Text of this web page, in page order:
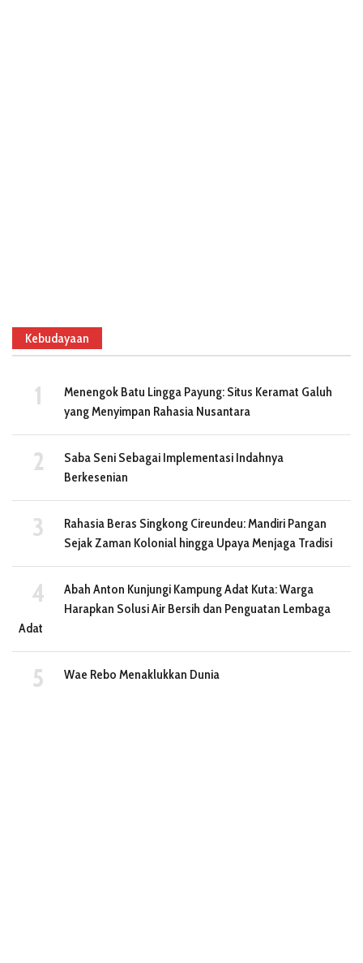
Kebudayaan
Menengok Batu Lingga Payung: Situs Keramat Galuh
yang Menyimpan Rahasia Nusantara
Saba Seni Sebagai Implementasi Indahnya
Berkesenian
Rahasia Beras Singkong Cireundeu: Mandiri Pangan
Sejak Zaman Kolonial hingga Upaya Menjaga Tradisi
Abah Anton Kunjungi Kampung Adat Kuta: Warga
Harapkan Solusi Air Bersih dan Penguatan Lembaga
Adat
Wae Rebo Menaklukkan Dunia